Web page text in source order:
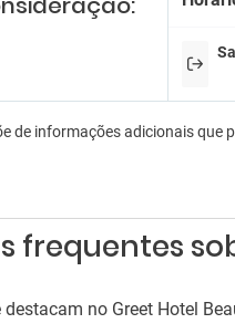
Sala
Sala
de informações adicionais que
frequentes
destacam no Greet Hotel